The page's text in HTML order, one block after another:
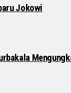
Jokowi